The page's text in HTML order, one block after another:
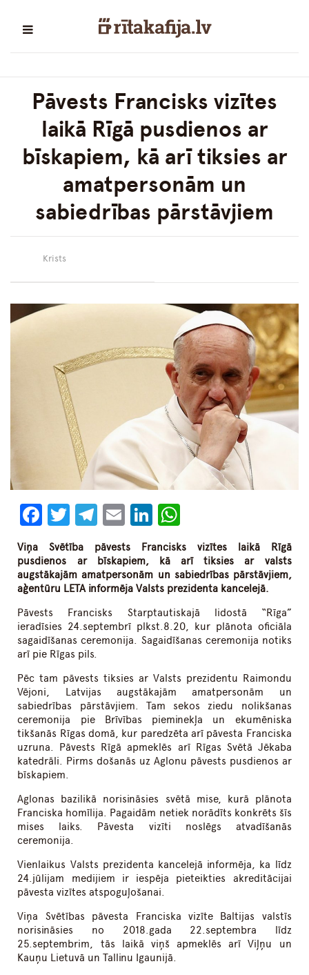
Pāvests Francisks vizītes
laikā Rīgā pusdienos ar
bīskapiem, kā arī tiksies ar
amatpersonām un
sabiedrības pārstāvjiem
Krists
Facebook
Twitter
Telegram
EmailLinkedIn
Viņa Svētība pāvests Francisks vizītes laikā Rīgā
pusdienos ar bīskapiem, kā arī tiksies ar valsts
augstākajām amatpersonām un sabiedrības pārstāvjiem,
aģentūru LETA informēja Valsts prezidenta kancelejā.
Pāvests Francisks Starptautiskajā lidostā “Rīga”
ieradīsies 24.septembrī plkst.8.20, kur plānota oficiāla
sagaidīšanas ceremonija. Sagaidīšanas ceremonija notiks
arī pie Rīgas pils.
Pēc tam pāvests tiksies ar Valsts prezidentu Raimondu
Vējoni, Latvijas augstākajām amatpersonām un
sabiedrības pārstāvjiem. Tam sekos ziedu nolikšanas
ceremonija pie Brīvības pieminekļa un ekumēniska
tikšanās Rīgas domā, kur paredzēta arī pāvesta Franciska
uzruna. Pāvests Rīgā apmeklēs arī Rīgas Svētā Jēkaba
katedrāli. Pirms došanās uz Aglonu pāvests pusdienos ar
bīskapiem.
Aglonas bazilikā norisināsies svētā mise, kurā plānota
Franciska homīlija. Pagaidām netiek norādīts konkrēts šīs
mises laiks. Pāvesta vizīti noslēgs atvadīšanās
ceremonija.
Vienlaikus Valsts prezidenta kancelejā informēja, ka līdz
24.jūlijam medijiem ir iespēja pieteikties akreditācijai
pāvesta vizītes atspoguļošanai.
Viņa Svētības pāvesta Franciska vizīte Baltijas valstīs
norisināsies no 2018.gada 22.septembra līdz
25.septembrim, tās laikā viņš apmeklēs arī Viļņu un
Kauņu Lietuvā un Tallinu Igaunijā.